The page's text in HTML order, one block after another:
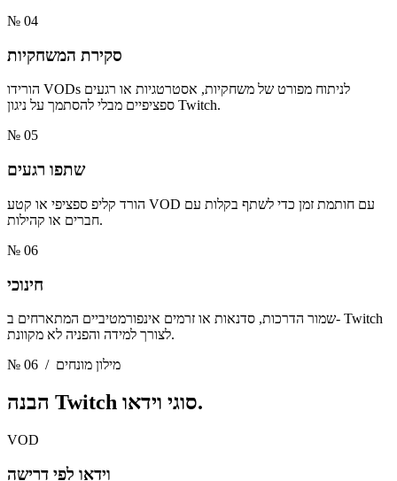
№ 04
סקירת המשחקיות
הורידו VODs לניתוח מפורט של משחקיות, אסטרטגיות או רגעים
ספציפיים מבלי להסתמך על ניגון Twitch.
№ 05
שתפו רגעים
הורד קליפ ספציפי או קטע VOD עם חותמת זמן כדי לשתף בקלות עם
חברים או קהילות.
№ 06
חינוכי
שמור הדרכות, סדנאות או זרמים אינפורמטיביים המתארחים ב- Twitch
לצורך למידה והפניה לא מקוונת.
№ 06
/ מילון מונחים
Twitch סוגי וידאו.
VOD
וידאו לפי דרישה